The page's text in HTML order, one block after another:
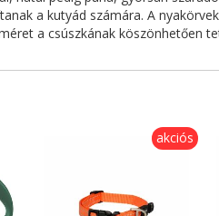
a kutyád számára. A
a csúszkának köszönhetően
akciós